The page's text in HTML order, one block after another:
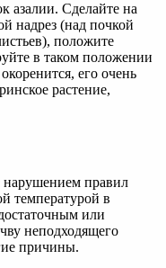
азалии. Сделайте на
надрез (над почкой
положите
в таком положении
его очень
растение,
нарушением правил
температурой в
или
неподходящего
причины.